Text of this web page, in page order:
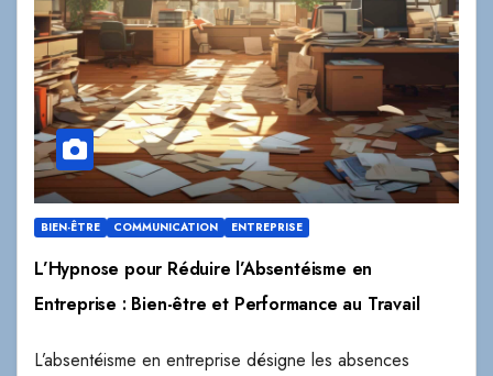
BIEN-ÊTRE COMMUNICATION ENTREPRISE
L’Hypnose pour Réduire l’Absentéisme en
Entreprise : Bien-être et Performance au Travail
L’absentéisme en entreprise désigne les absences